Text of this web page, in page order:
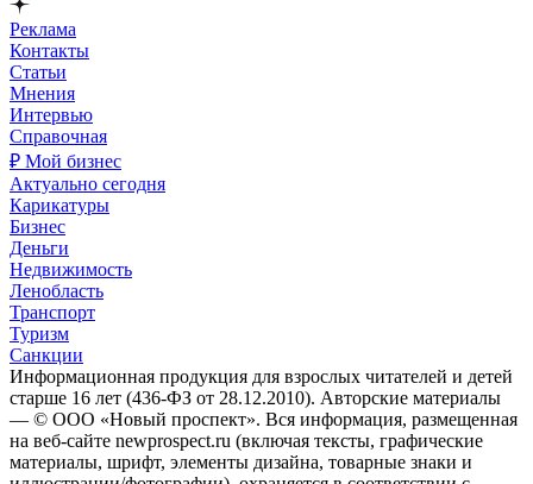
Реклама
Контакты
Статьи
Мнения
Интервью
Справочная
₽ Мой бизнес
Актуально сегодня
Карикатуры
Бизнес
Деньги
Недвижимость
Ленобласть
Транспорт
Туризм
Санкции
Информационная продукция для взрослых читателей и детей
старше 16 лет (436-ФЗ от 28.12.2010). Авторские материалы
— © ООО «Новый проспект». Вся информация, размещенная
на веб-сайте newprospect.ru (включая тексты, графические
материалы, шрифт, элементы дизайна, товарные знаки и